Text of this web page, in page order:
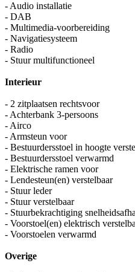
- Audio installatie
- DAB
- Multimedia-voorbereiding
- Navigatiesysteem
- Radio
- Stuur multifunctioneel
Interieur
- 2 zitplaatsen rechtsvoor
- Achterbank 3-persoons
- Airco
- Armsteun voor
- Bestuurdersstoel in hoogte
- Bestuurdersstoel verwarmd
- Elektrische ramen voor
- Lendesteun(en) verstelbaar
- Stuur leder
- Stuur verstelbaar
- Stuurbekrachtiging
- Voorstoel(en) elektrisch
- Voorstoelen verwarmd
Overige